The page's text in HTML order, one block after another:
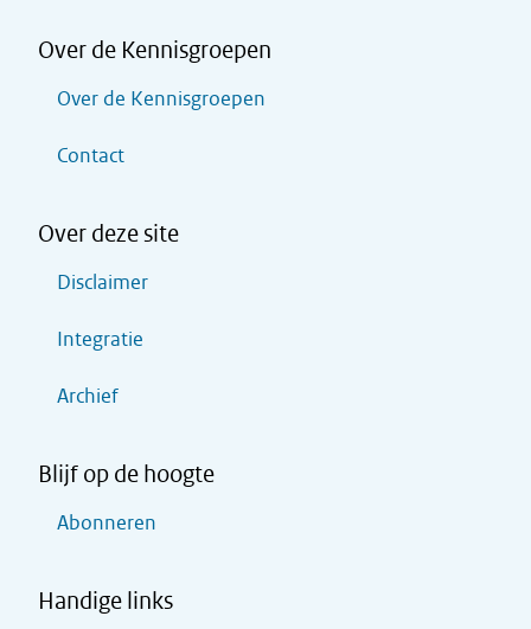
Over de Kennisgroepen
Over de Kennisgroepen
Contact
Over deze site
Disclaimer
Integratie
Archief
Blijf op de hoogte
Abonneren
Handige links